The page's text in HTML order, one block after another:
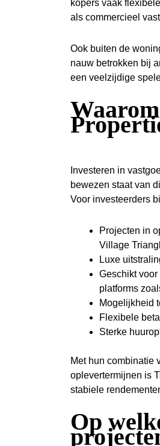
kopers vaak
als commercieel
Ook buiten de
nauw betrokken bij
een veelzijdige
Investeren in
bewezen staat van
Voor investeerders
Projecten in
Village
Luxe
Geschikt
platforms
Mogelijkheid
Flexibele
Sterke
Met hun combinatie
oplevertermijnen is
stabiele
Op